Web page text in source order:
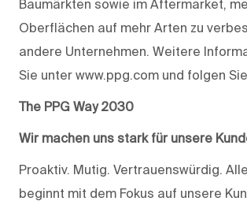
Baumärkten sowie im Aftermarket,
Oberflächen auf mehr Arten zu
andere Unternehmen. Weitere
Sie unter www.ppg.com und folgen
The PPG Way 2030
Wir machen uns stark für unsere
Proaktiv. Mutig. Vertrauenswürdig.
beginnt mit dem Fokus auf unsere